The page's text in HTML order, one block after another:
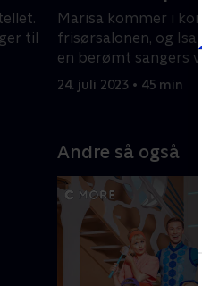
til
Marisa kommer i
frisørsalonen, og
en berømt sangers
24. juli 2023 • 45 min
Andre så også